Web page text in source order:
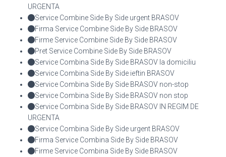
URGENTA
Service Combine Side By Side urgent BRASOV
Firma Service Combine Side By Side BRASOV
Firme Service Combine Side By Side BRASOV
Pret Service Combine Side By Side BRASOV
Service Combina Side By Side BRASOV la domiciliu
Service Combina Side By Side ieftin BRASOV
Service Combina Side By Side BRASOV non-stop
Service Combina Side By Side BRASOV non stop
Service Combina Side By Side BRASOV IN REGIM DE
URGENTA
Service Combina Side By Side urgent BRASOV
Firma Service Combina Side By Side BRASOV
Firme Service Combina Side By Side BRASOV